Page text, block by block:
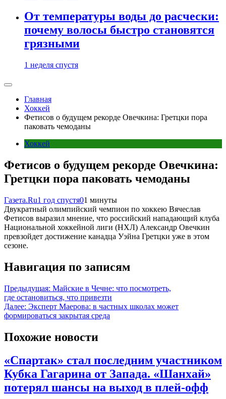
От температуры воды до расчески:
почему волосы быстро становятся
грязными
1 неделя спустя
Главная
Хоккей
Фетисов о будущем рекорде Овечкина: Гретцки пора
паковать чемоданы
Хоккей
Фетисов о будущем рекорде Овечкина:
Гретцки пора паковать чемоданы
Газета.Ru1 год спустя01 минуты
Двукратный олимпийский чемпион по хоккею Вячеслав
Фетисов выразил мнение, что российский нападающий клуба
Национальной хоккейной лиги (НХЛ) Александр Овечкин
превзойдет достижение канадца Уэйна Гретцки уже в этом
сезоне.
Навигация по записям
Предыдущая: Майские в Чечне: что посмотреть,
где остановиться, что привезти
Далее: Эксперт Маерова: в частных школах может
формироваться закрытая среда
Похожие новости
«Спартак» стал последним участником
Кубка Гагарина от Запада. «Шанхай»
потерял шансы на выход в плей-офф